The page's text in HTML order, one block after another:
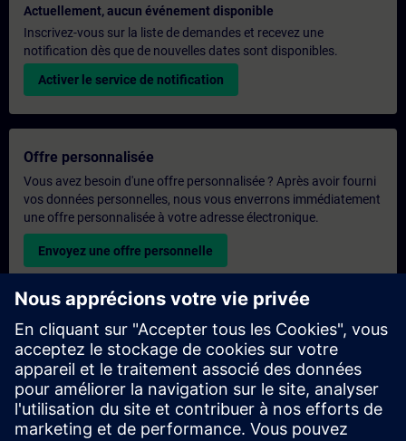
Actuellement, aucun événement disponible
Inscrivez-vous sur la liste de demandes et recevez une
notification dès que de nouvelles dates sont disponibles.
Activer le service de notification
Offre personnalisée
Vous avez besoin d'une offre personnalisée ? Après avoir fourni
vos données personnelles, nous vous enverrons immédiatement
une offre personnalisée à votre adresse électronique.
Envoyez une offre personnelle
Demande de formation exclusive
Veuillez remplir le formulaire ci-dessous si vous souhaitez
obtenir un devis pour une formation exclusive, que ce soit sur
site, en ligne ou dans notre centre de formation SITRAIN. Ce
type de demande convient aux groupes plus importants (6
personnes ou plus). Après avoir fourni vos coordonnées et vos